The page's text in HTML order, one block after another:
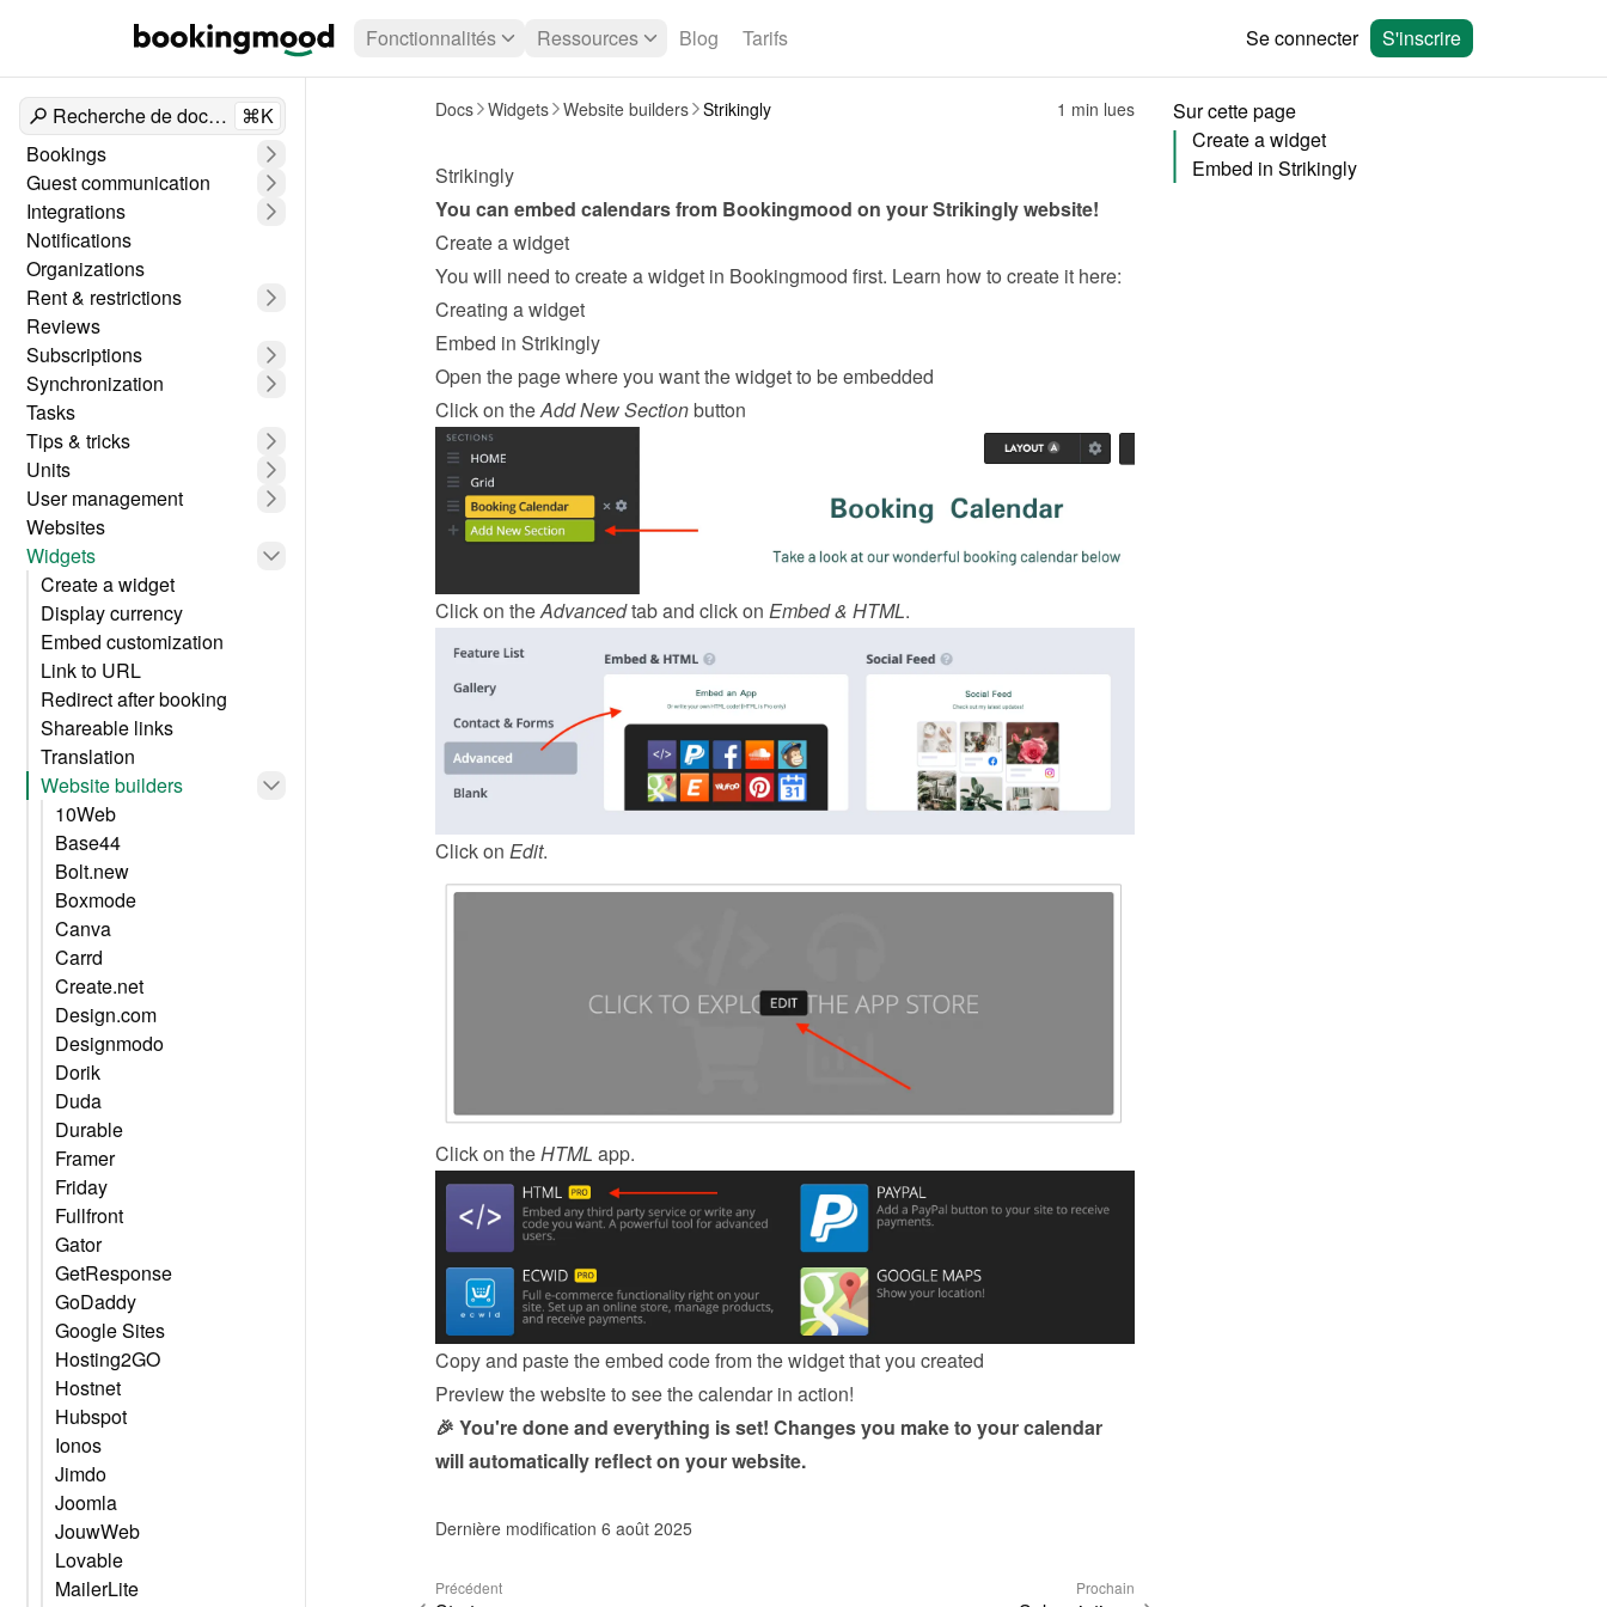
Fonctionnalités Ressources Blog Tarifs Se connecter S'inscrire
Recherche de documents
⌘K
Bookings
Guest communication
Integrations
Notifications
Organizations
Rent & restrictions
Reviews
Subscriptions
Synchronization
Tasks
Tips & tricks
Units
User management
Websites
Widgets
Create a widget
Display currency
Embed customization
Link to URL
Redirect after booking
Shareable links
Translation
Website builders
10Web
Base44
Bolt.new
Boxmode
Canva
Carrd
Create.net
Design.com
Designmodo
Dorik
Duda
Durable
Framer
Friday
Fullfront
Gator
GetResponse
GoDaddy
Google Sites
Hosting2GO
Hostnet
Hubspot
Ionos
Jimdo
Joomla
JouwWeb
Lovable
MailerLite
Docs Widgets Website builders Strikingly 1 min lues
Strikingly
You can embed calendars from Bookingmood on your Strikingly website!
Create a widget
Creating a widget
Embed in Strikingly
Open the page where you want the widget to be embedded
Click on the Add New Section button
Click on the Advanced tab and click on Embed & HTML.
Click on Edit.
Click on the HTML app.
Copy and paste the embed code from the widget that you created
Preview the website to see the calendar in action!
🎉 You're done and everything is set! Changes you make to your calendar
will automatically reflect on your website.
Dernière modification 6 août 2025
Précédent Prochain
Sur cette page
Create a widget
Embed in Strikingly